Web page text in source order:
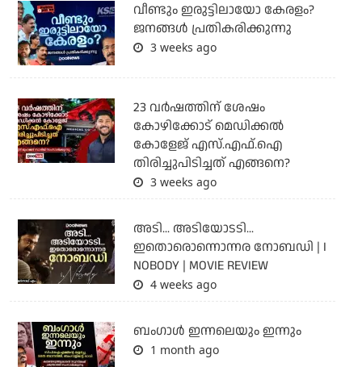
വീണ്ടും ഇരുട്ടിലായോ കേരളം?
ജനങ്ങൾ പ്രതികരിക്കുന്നു
3 weeks ago
23 വർഷത്തിന് ശേഷം
കോഴിക്കോട് മെഡിക്കൽ
കോളേജ് എസ്.എഫ്.ഐ
തിരിച്ചുപിടിച്ചത് എങ്ങനെ?
3 weeks ago
അടി... അടിയോടടി...
ഇതൊരൊന്നൊന്നര നോബഡി | I
NOBODY | MOVIE REVIEW
4 weeks ago
ബംഗാള്‍ ഇന്നലെയും ഇന്നും
1 month ago